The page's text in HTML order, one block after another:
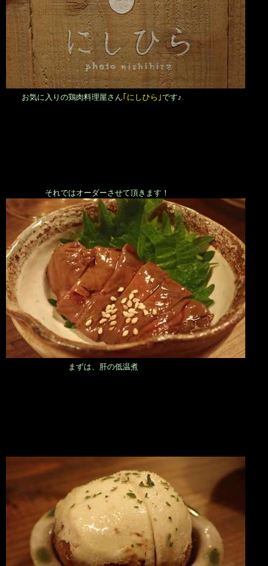
お気に入りの鶏肉料理屋さん｢にしひら｣です♪
それではオーダーさせて頂きます！
まずは、肝の低温煮